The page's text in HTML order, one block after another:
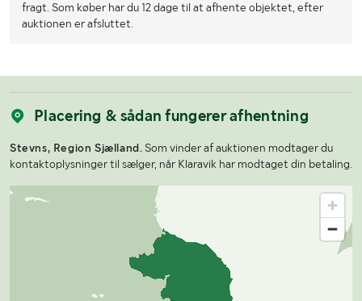
fragt. Som køber har du 12 dage til at afhente objektet, efter
auktionen er afsluttet.
Placering & sådan fungerer afhentning
Stevns, Region Sjælland. Som vinder af auktionen modtager du
kontaktoplysninger til sælger, når Klaravik har modtaget din betaling.